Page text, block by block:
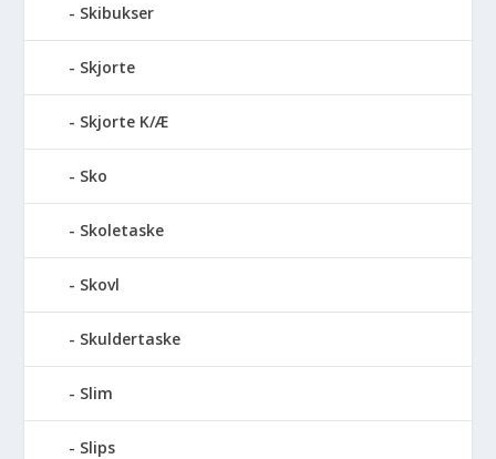
Skibukser
Skjorte
Skjorte K/Æ
Sko
Skoletaske
Skovl
Skuldertaske
Slim
Slips